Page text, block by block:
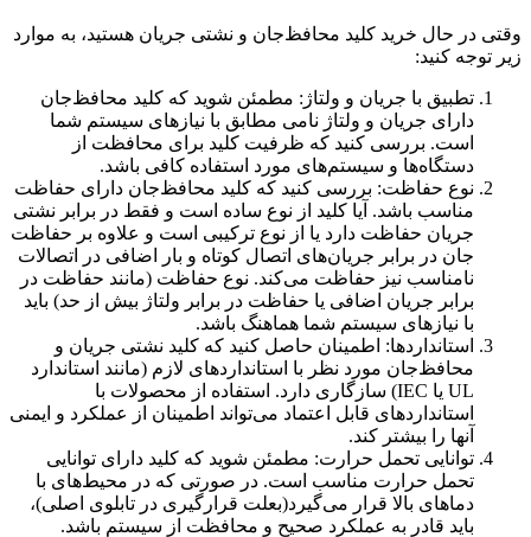
وقتی در حال خرید کلید محافظ‌جان و نشتی جریان هستید، به موارد
زیر توجه کنید:
تطبیق با جریان و ولتاژ: مطمئن شوید که کلید محافظ‌جان
دارای جریان و ولتاژ نامی مطابق با نیازهای سیستم شما
است. بررسی کنید که ظرفیت کلید برای محافظت از
دستگاه‌ها و سیستم‌های مورد استفاده کافی باشد.
نوع حفاظت: بررسی کنید که کلید محافظ‌جان دارای حفاظت
مناسب باشد. آیا کلید از نوع ساده است و فقط در برابر نشتی
جریان حفاظت دارد یا از نوع ترکیبی است و علاوه بر حفاظت
جان در برابر جریان‌های اتصال کوتاه و بار اضافی در اتصالات
نامناسب نیز حفاظت می‌کند. نوع حفاظت (مانند حفاظت در
برابر جریان اضافی یا حفاظت در برابر ولتاژ بیش از حد) باید
با نیازهای سیستم شما هماهنگ باشد.
استانداردها: اطمینان حاصل کنید که کلید نشتی جریان و
محافظ‌جان مورد نظر با استانداردهای لازم (مانند استاندارد
UL یا IEC) سازگاری دارد. استفاده از محصولات با
استانداردهای قابل اعتماد می‌تواند اطمینان از عملکرد و ایمنی
آنها را بیشتر کند.
توانایی تحمل حرارت: مطمئن شوید که کلید دارای توانایی
تحمل حرارت مناسب است. در صورتی که در محیط‌های با
دماهای بالا قرار می‌گیرد(بعلت قرارگیری در تابلوی اصلی)،
باید قادر به عملکرد صحیح و محافظت از سیستم باشد.